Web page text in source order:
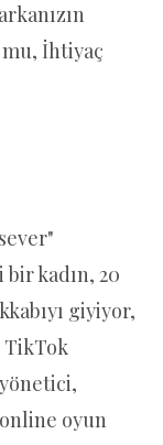
İhtiyaç
kadın, 20
giyiyor,
TikTok
online oyun